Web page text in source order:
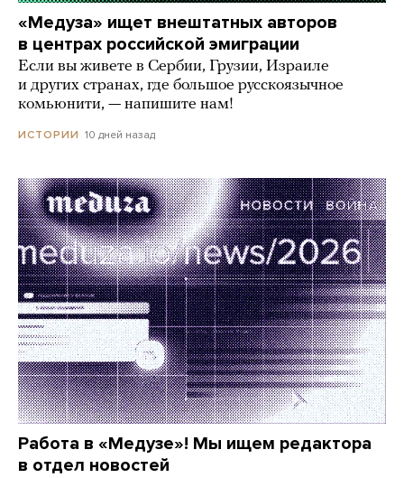
«Медуза» ищет внештатных авторов
в центрах российской эмиграции
Если вы живете в Сербии, Грузии, Израиле
и других странах, где большое русскоязычное
комьюнити, — напишите нам!
ИСТОРИИ 10 дней назад
Работа в «Медузе»! Мы ищем редактора
в отдел новостей